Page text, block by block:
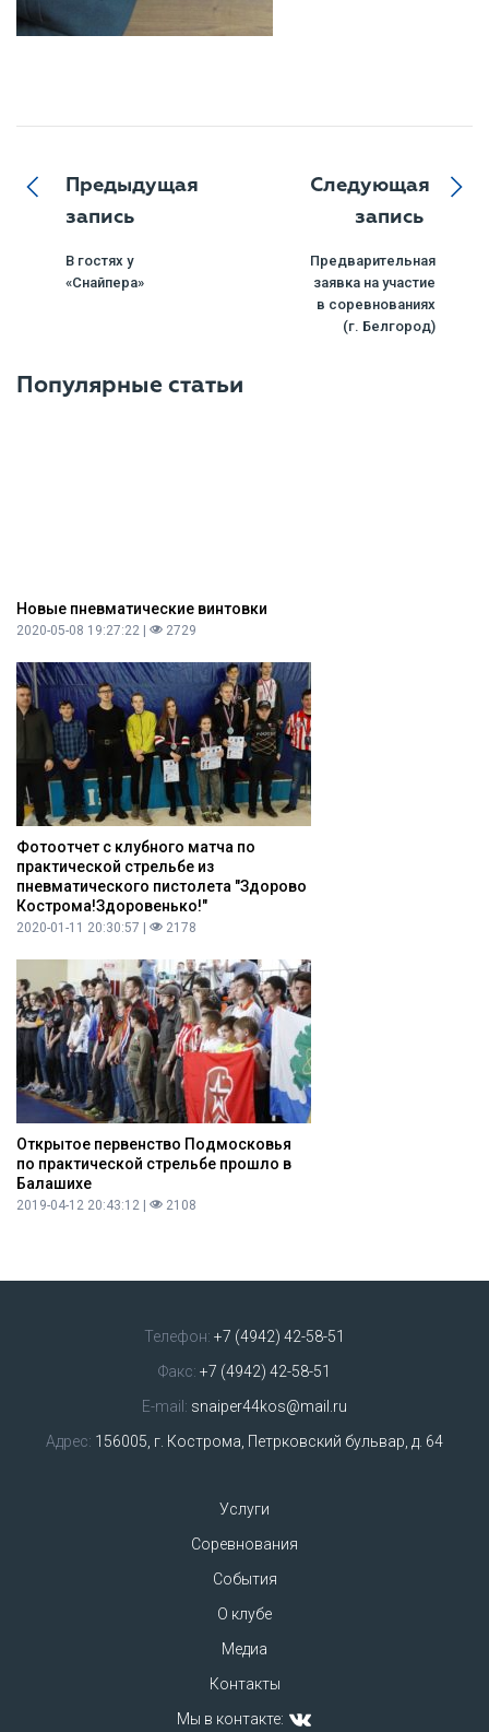
Предыдущая
запись
В гостях у
«Снайпера»
Следующая
запись
Предварительная
заявка на участие
в соревнованиях
(г. Белгород)
Популярные статьи
Новые пневматические винтовки
2020-05-08 19:27:22 | 2729
Фотоотчет с клубного матча по
практической стрельбе из
пневматического пистолета "Здорово
Кострома!Здоровенько!"
2020-01-11 20:30:57 | 2178
Открытое первенство Подмосковья
по практической стрельбе прошло в
Балашихе
2019-04-12 20:43:12 | 2108
Телефон: +7 (4942) 42-58-51
Факс: +7 (4942) 42-58-51
E-mail: snaiper44kos@mail.ru
Адрес: 156005, г. Кострома, Петрковский бульвар, д. 64
Услуги
Соревнования
События
О клубе
Медиа
Контакты
Мы в контакте: